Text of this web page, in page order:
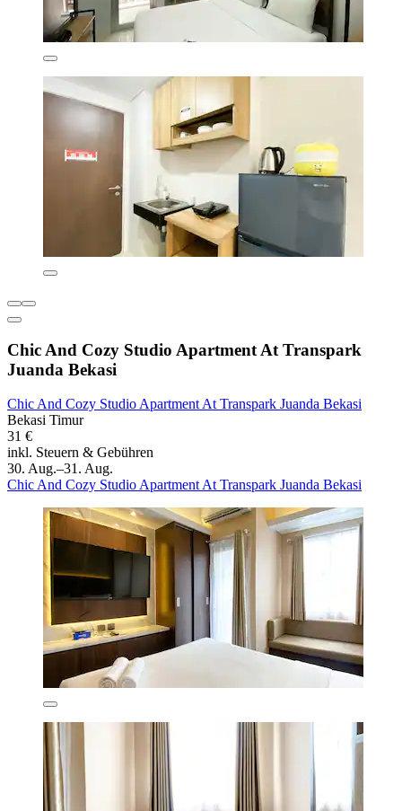
Chic And Cozy Studio Apartment At Transpark
Juanda Bekasi
Chic And Cozy Studio Apartment At Transpark Juanda Bekasi
Bekasi Timur
31 €
inkl. Steuern & Gebühren
30. Aug.–31. Aug.
Chic And Cozy Studio Apartment At Transpark Juanda Bekasi